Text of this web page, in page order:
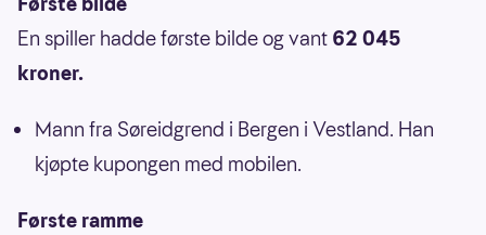
En spiller hadde første bilde og vant 62 045
kroner.
Mann fra Søreidgrend i Bergen i Vestland. Han
kjøpte kupongen med mobilen.
Første ramme